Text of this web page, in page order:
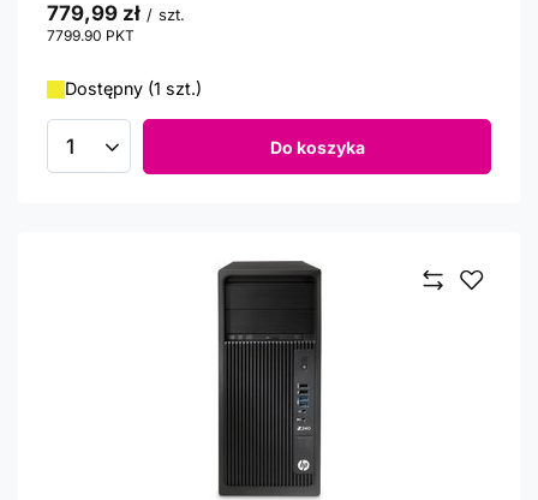
779,99 zł / szt.
7799.90 PKT
Dostępny (1 szt.)
Ilość produktów Do koszyka